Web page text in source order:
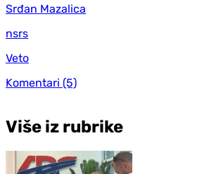
Srđan Mazalica
nsrs
Veto
Komentari (5)
Više iz rubrike